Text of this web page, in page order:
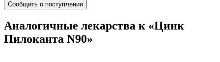
Сообщить о поступлении
Аналогичные лекарства к «Цинк
Пилоканта N90»